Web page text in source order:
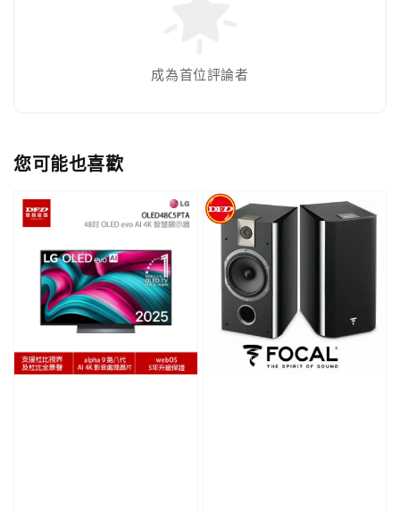
成為首位評論者
您可能也喜歡